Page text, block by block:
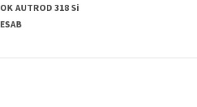
OK AUTROD 318 Si
ESAB